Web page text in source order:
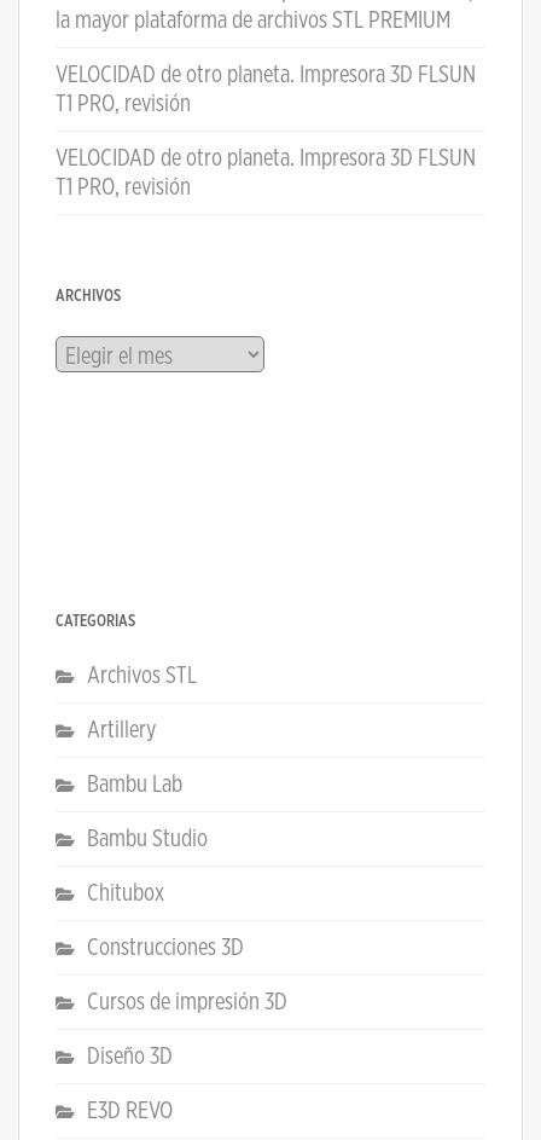
la mayor plataforma de archivos STL PREMIUM
VELOCIDAD de otro planeta. Impresora 3D FLSUN
T1 PRO, revisión
VELOCIDAD de otro planeta. Impresora 3D FLSUN
T1 PRO, revisión
ARCHIVOS
Archivos
CATEGORÍAS
Archivos STL
Artillery
Bambu Lab
Bambu Studio
Chitubox
Construcciones 3D
Cursos de impresión 3D
Diseño 3D
E3D REVO